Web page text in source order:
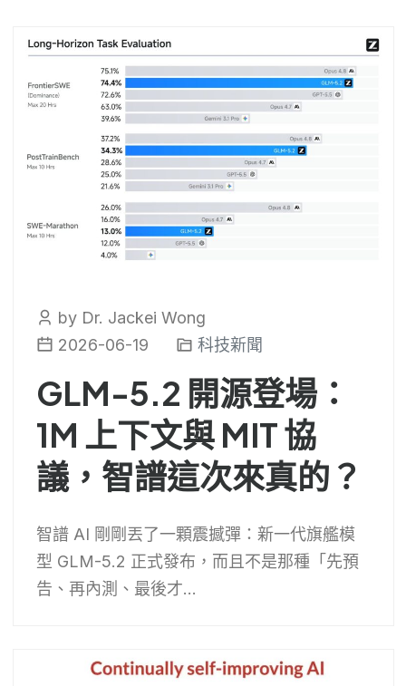
by Dr. Jackei Wong
2026-06-19
科技新聞
GLM-5.2 開源登場：
1M 上下文與 MIT 協
議，智譜這次來真的？
智譜 AI 剛剛丟了一顆震撼彈：新一代旗艦模
型 GLM-5.2 正式發布，而且不是那種「先預
告、再內測、最後才...